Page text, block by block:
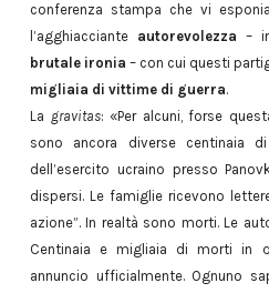
conferenza stampa che vi
l’agghiacciante autorevolezza –
brutale ironia – con cui questi
migliaia di vittime di guerra.
La gravitas: «Per alcuni, forse
sono ancora diverse centinaia
dell’esercito ucraino presso
dispersi. Le famiglie ricevono
azione”. In realtà sono morti. Le
Centinaia e migliaia di morti in
annuncio ufficialmente. Ognuno